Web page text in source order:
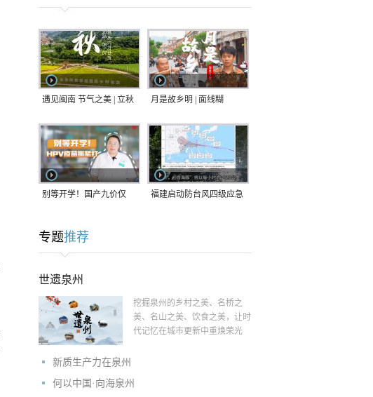
遇见闽南 节气之美 | 立秋 月是故乡明 | 面线糊
别等开学！国产九价仅
紧打
福建启动防台风四级应急
专题推荐
世遗泉州
挖掘泉州的乡村之美、名桥之
美、名山之美、饮食之美，让时
代记忆在城市更新中重焕荣光
新质生产力在泉州
何以中国·向海泉州